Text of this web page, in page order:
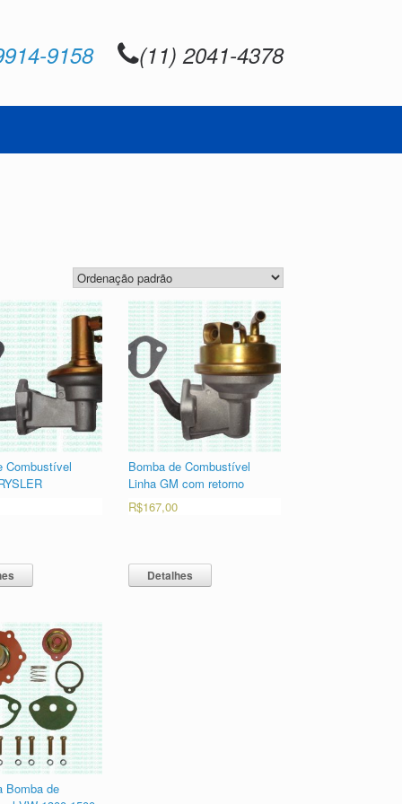
9158 (11) 2041-4378
Combustível
Bomba de Combustível
Linha GM com retorno
R$167,00
Detalhes
Bomba de